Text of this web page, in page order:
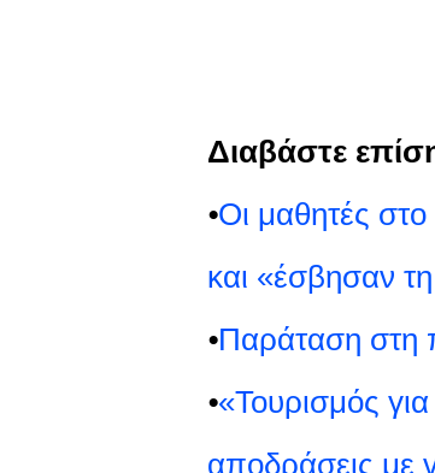
Διαβάστε
⦁Οι μαθητές
και «έσβησαν
⦁Παράταση στη
⦁«Τουρισμός
αποδράσεις με